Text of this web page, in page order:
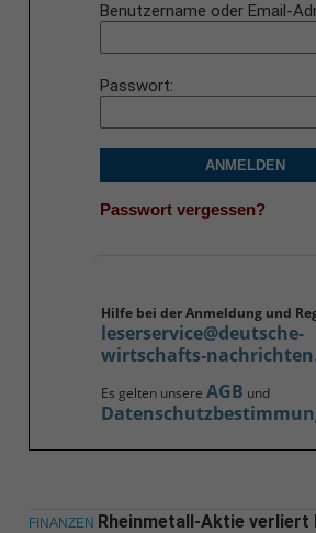
Benutzername oder Email-
Passwort
ANMELDEN
Passwort vergessen?
Hilfe bei der Anmeldung und
leserservice@deutsche-
wirtschafts-
Es gelten unsere AGB und
FINANZEN Rheinmetall-Aktie verliert